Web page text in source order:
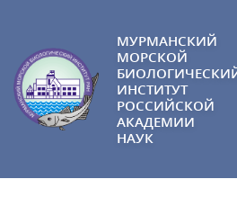
МУРМАНСКИЙ
МОРСКОЙ
ИНСТИТУТ
РОССИЙСКОЙ
АКАДЕМИИ
НАУК